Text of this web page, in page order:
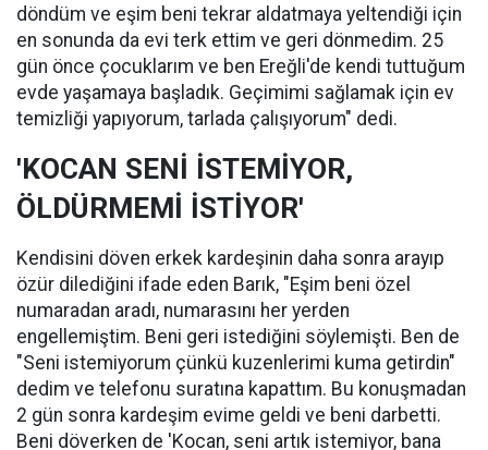
döndüm ve eşim beni tekrar aldatmaya yeltendiği için
en sonunda da evi terk ettim ve geri dönmedim. 25
gün önce çocuklarım ve ben Ereğli'de kendi tuttuğum
evde yaşamaya başladık. Geçimimi sağlamak için ev
temizliği yapıyorum, tarlada çalışıyorum" dedi.
'KOCAN SENİ İSTEMİYOR,
ÖLDÜRMEMİ İSTİYOR'
Kendisini döven erkek kardeşinin daha sonra arayıp
özür dilediğini ifade eden Barık, "Eşim beni özel
numaradan aradı, numarasını her yerden
engellemiştim. Beni geri istediğini söylemişti. Ben de
"Seni istemiyorum çünkü kuzenlerimi kuma getirdin"
dedim ve telefonu suratına kapattım. Bu konuşmadan
2 gün sonra kardeşim evime geldi ve beni darbetti.
Beni döverken de 'Kocan, seni artık istemiyor, bana